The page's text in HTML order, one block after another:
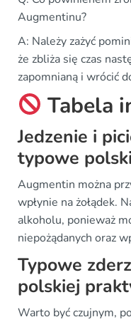
Augmentinu?
A: Należy zażyć
że zbliża się czas
zapomnianą i wrócić
Tabela
Jedzenie i
typowe
Augmentin można
wpłynie na żołądek.
alkoholu, ponieważ
niepożądanych oraz
Typowe
polskiej
Warto być czujnym,